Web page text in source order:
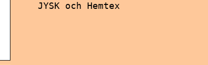
JYSK och Hemtex